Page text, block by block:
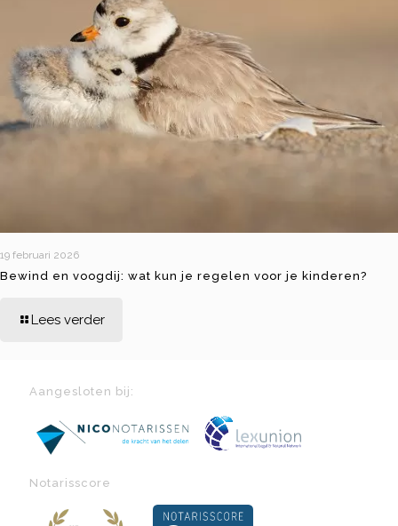
19 februari 2026
Bewind en voogdij: wat kun je regelen voor je kinderen?
Lees verder
Aangesloten bij:
Notarisscore